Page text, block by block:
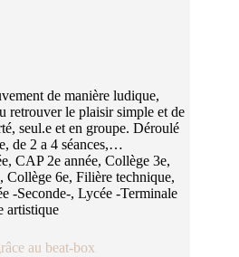
de manière ludique,
retrouver le plaisir simple et de
seul.e et en groupe. Déroulé
de 2 a 4 séances,…
, CAP 2e année, Collège 3e,
, Collège 6e, Filière technique,
-Seconde-, Lycée -Terminale
artistique
au beat-box